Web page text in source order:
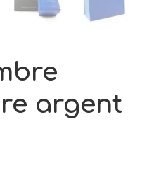
argent